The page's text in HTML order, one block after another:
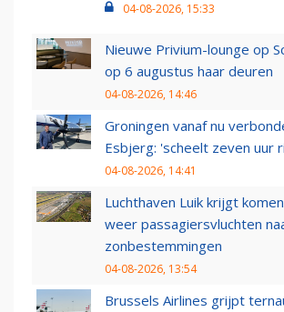
04-08-2026, 15:33
Nieuwe Privium-lounge op
op 6 augustus haar deuren
04-08-2026, 14:46
Groningen vanaf nu
Esbjerg: 'scheelt zeven uur
04-08-2026, 14:41
Luchthaven Luik krijgt
weer passagiersvluchten
zonbestemmingen
04-08-2026, 13:54
Brussels Airlines grijpt